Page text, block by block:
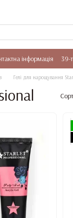
інформація 39-
Гелі для нарощування